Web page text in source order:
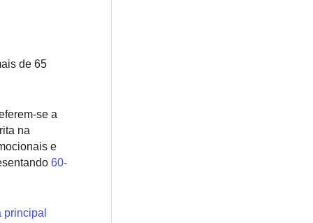
de 65
se a
na
e
60-
principal